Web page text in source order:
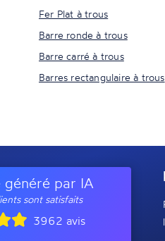
Fer Plat à trous
Barre ronde à trous
Barre carré à trous
Barres rectangulaire à trous
généré par IA
sont satisfaits
3962 avis